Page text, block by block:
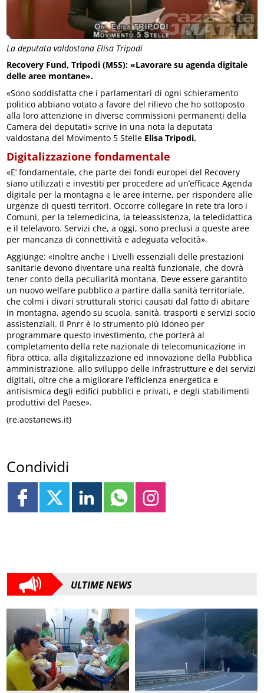
La deputata valdostana Elisa Tripodi
Recovery Fund, Tripodi (M5S): «Lavorare su agenda digitale
delle aree montane».
«Sono soddisfatta che i parlamentari di ogni schieramento
politico abbiano votato a favore del rilievo che ho sottoposto
alla loro attenzione in diverse commissioni permanenti della
Camera dei deputati» scrive in una nota la deputata
valdostana del Movimento 5 Stelle Elisa Tripodi.
Digitalizzazione fondamentale
«E’ fondamentale, che parte dei fondi europei del Recovery
siano utilizzati e investiti per procedere ad un’efficace Agenda
digitale per la montagna e le aree interne, per rispondere alle
urgenze di questi territori. Occorre collegare in rete tra loro i
Comuni, per la telemedicina, la teleassistenza, la teledidattica
e il telelavoro. Servizi che, a oggi, sono preclusi a queste aree
per mancanza di connettività e adeguata velocità».
Aggiunge: «Inoltre anche i Livelli essenziali delle prestazioni
sanitarie devono diventare una realtà funzionale, che dovrà
tener conto della peculiarità montana. Deve essere garantito
un nuovo welfare pubblico a partire dalla sanità territoriale,
che colmi i divari strutturali storici causati dal fatto di abitare
in montagna, agendo su scuola, sanità, trasporti e servizi socio
assistenziali. Il Pnrr è lo strumento più idoneo per
programmare questo investimento, che porterà al
completamento della rete nazionale di telecomunicazione in
fibra ottica, alla digitalizzazione ed innovazione della Pubblica
amministrazione, allo sviluppo delle infrastrutture e dei servizi
digitali, oltre che a migliorare l’efficienza energetica e
antisismica degli edifici pubblici e privati, e degli stabilimenti
produttivi del Paese».
(re.aostanews.it)
Condividi
ULTIME NEWS